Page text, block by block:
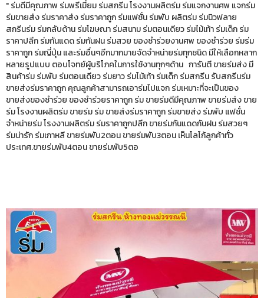
" ร่มดีมีคุณภาพ ร่มพรีเมี่ยม ร่มสกรีน โรงงานผลิตร่ม ร่มแจกงานศพ แจกร่ม
ร่มขายส่ง ร่มราคาส่ง ร่มราคาถูก ร่มแฟชั่น ร่มพับ ผลิตร่ม ร่มนิวฟลาย
สกรีนร่ม ร่มกลับด้าน ร่มโฆษณา ร่มสนาม ร่มตอนเดียว ร่มไม้เท้า ร่มเด็ก ร่ม
ราคาปลีก ร่มกันแดด ร่มกันฝน ร่มสวย ของชำร่วยงานศพ ของชำร่วย ร่มร่ม
ราคาถูก ร่มญี่ปุ่น และร่มอื่นๆอีกมากมายจัดจำหน่ายร่มทุกชนิด มีให้เลือกหลาก
หลายรูปแบบ ตอบโจทย์ผู้บริโภคในการใช้งานทุกๆด้าน การันตี ขายร่มส่ง มี
สินค้าร่ม ร่มพับ ร่มตอนเดียว ร่มยาว ร่มไม้เท้า ร่มเด็ก ร่มสกรีน รับสกรีนร่ม
ขายส่งร่มราคาถูก คุณลูกค้าสามารถเอาร่มไปแจก ร่มเหมาะที่จะเป็นของ
ขายส่งของชำร่วย ของชำร่วยราคาถูก ร่ม ขายร่มดีมีคุณภาพ ขายร่มส่ง ขาย
ร่ม โรงงานผลิตร่ม ขายร่ม ร่ม ขายส่งร่มราคาถูก ร่มขายส่ง ร่มพับ แฟชั่น
จำหน่ายร่ม โรงงานผลิตร่ม ร่มราคาถูกปลีก ขายร่มกันแดดกันฝน ร่มสวยๆ
ร่มน่ารัก ร่มเกาหลี ขายร่มพับ2ตอน ขายร่มพับ3ตอน เห็นโลโก้ลูกค้าทั่ว
ประเทศ.ขายร่มพับ4ตอน ขายร่มพับ5ตอ